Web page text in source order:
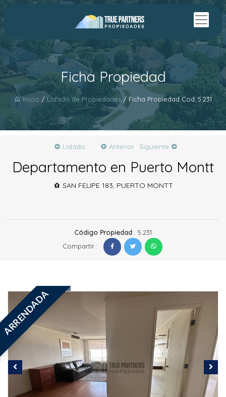
Ficha Propiedad
Inicio / Listado de Propiedades/ Ficha Propiedad Cod.:5.231
Listado Anterior Siguiente
Departamento en Puerto Montt
SAN FELIPE 183, PUERTO MONTT
Código Propiedad : 5.231
Compartir :
ARRENDADA